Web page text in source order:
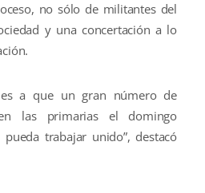
no sólo de militantes del
y una concertación a lo
a que un gran número de
las primarias el domingo
trabajar unido”, destacó